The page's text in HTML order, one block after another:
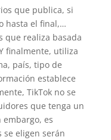
que publica, si
hasta el final,…
que realiza basada
finalmente, utiliza
país, tipo de
establece
TikTok no se
que tenga un
es
se eligen serán